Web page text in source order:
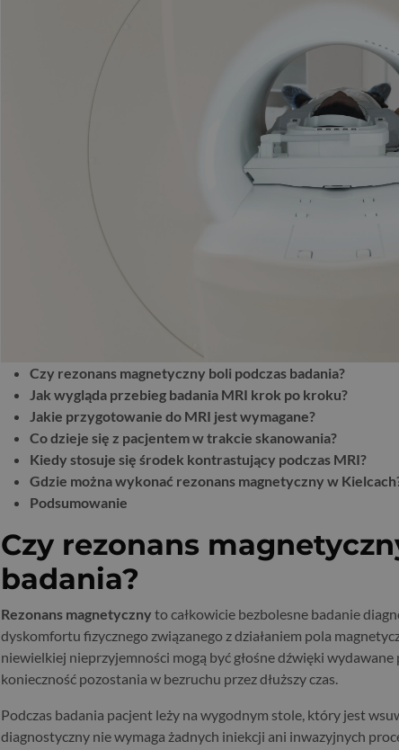
Czy rezonans magnetyczny boli podczas badania?
Jak wygląda przebieg badania MRI krok po kroku?
Jakie przygotowanie do MRI jest wymagane?
Co dzieje się z pacjentem w trakcie skanowania?
Kiedy stosuje się środek kontrastujący podczas MRI?
Gdzie można wykonać rezonans magnetyczny w
Podsumowanie
Czy rezonans
badania?
Rezonans magnetyczny to całkowicie bezbolesne badanie
dyskomfortu fizycznego związanego z działaniem pola
niewielkiej nieprzyjemności mogą być głośne dźwięki
konieczność pozostania w bezruchu przez dłuższy czas.
Podczas badania pacjent leży na wygodnym stole, który jest
diagnostyczny nie wymaga żadnych iniekcji ani inwazyjnych